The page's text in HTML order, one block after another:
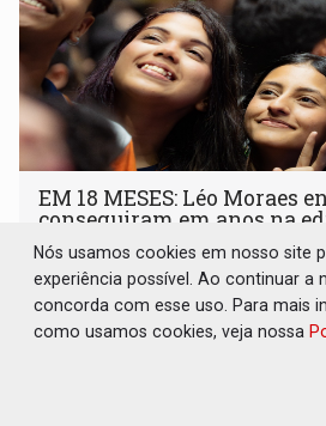
EM 18 MESES: Léo Moraes
conseguiram em anos na
Velho
Geral 07 de Agosto de 2026 às
A capital de Rondônia alcançou o
Nós usamos cookies em nosso site
experiência possível. Ao continuar a
concorda com esse uso. Para mais
como usamos cookies, veja nossa